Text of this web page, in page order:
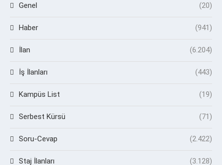
Genel (20)
Haber (941)
İlan (6.204)
İş İlanları (443)
Kampüs List (19)
Serbest Kürsü (71)
Soru-Cevap (2.422)
Staj İlanları (3.128)